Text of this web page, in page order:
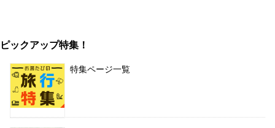
ピックアップ特集！
特集ページ一覧